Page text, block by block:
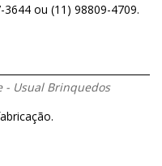
ou (11) 98809-4709.
- Usual Brinquedos